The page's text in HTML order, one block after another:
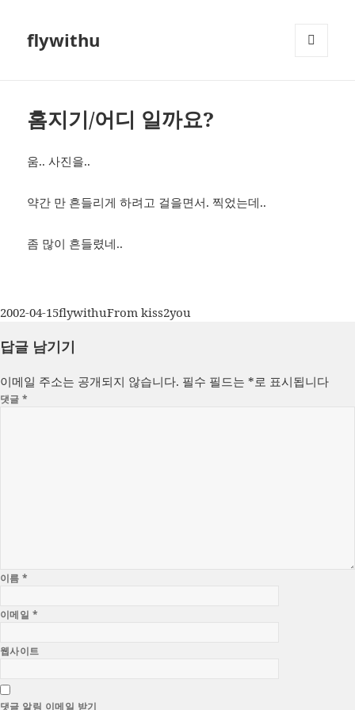
flywithu
홈지기/어디 일까요?
움.. 사진을..
약간 만 흔들리게 하려고 걸을면서. 찍었는데..
좀 많이 흔들렸네..
작
일
2002-04-15글
이
flywithu카
From kiss2you
답글 남기기
이메일 주소는 공개되지 않습니다. 필수 필드는 *로 표시됩니다
댓글*
이름*
이메일 *
웹사이트
댓글 알림 이메일 받기